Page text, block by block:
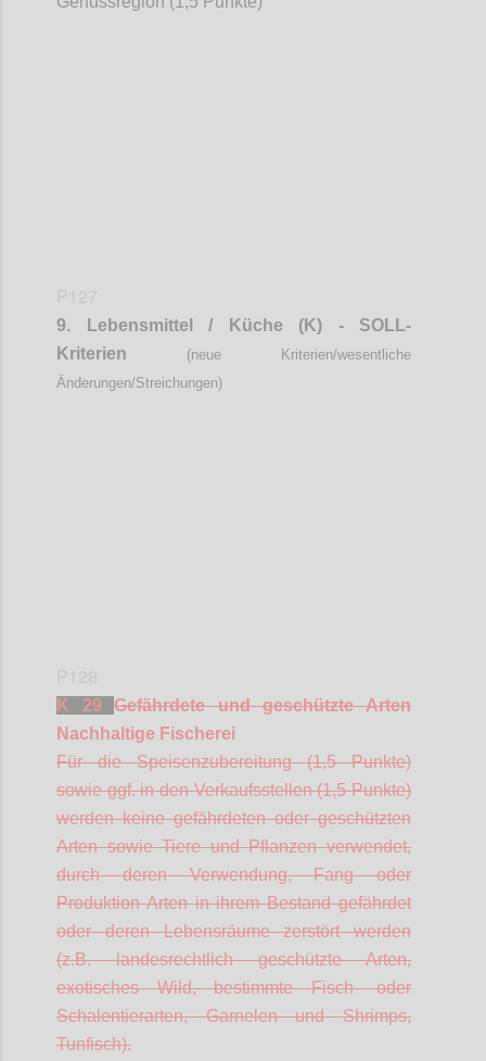
9. Lebensmittel / Küche (K) - SOLL-
Kriterien
(neue Kriterien/wesentliche
Änderungen/Streichungen)
K 29Gefährdete und geschützte Arten
Nachhaltige Fischerei
Für die Speisenzubereitung (1,5 Punkte)
sowie ggf. in den Verkaufsstellen (1,5 Punkte)
werden keine gefährdeten oder geschützten
Arten sowie Tiere und Pflanzen verwendet,
durch deren Verwendung, Fang oder
Produktion Arten in ihrem Bestand gefährdet
oder deren Lebensräume zerstört werden
(z.B. landesrechtlich geschützte Arten,
exotisches Wild, bestimmte Fisch- oder
Schalentierarten, Garnelen und Shrimps,
Tunfisch).